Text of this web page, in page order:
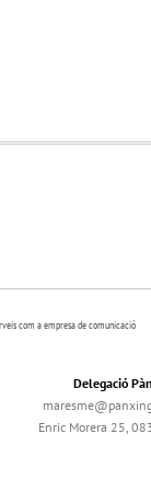
com a empresa de comunicació
Delegació
Enric Morera 25,